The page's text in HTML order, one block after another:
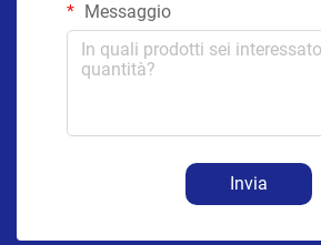
Messaggio
Invia